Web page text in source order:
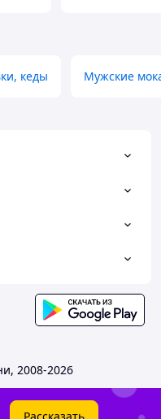
кеды Мужские
2008-2026